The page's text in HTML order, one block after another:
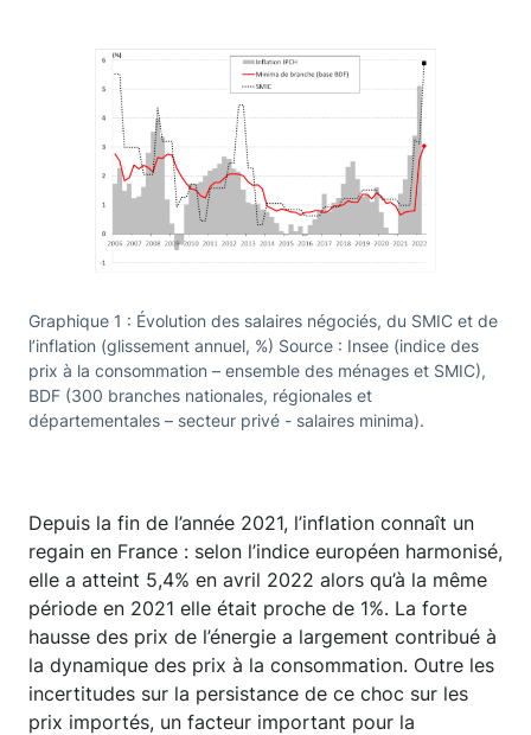
Graphique 1 : Évolution des salaires négociés, du SMIC et de
l’inflation (glissement annuel, %) Source : Insee (indice des
prix à la consommation – ensemble des ménages et SMIC),
BDF (300 branches nationales, régionales et
départementales – secteur privé - salaires minima).
Depuis la fin de l’année 2021, l’inflation connaît un
regain en France : selon l’indice européen harmonisé,
elle a atteint 5,4% en avril 2022 alors qu’à la même
période en 2021 elle était proche de 1%. La forte
hausse des prix de l’énergie a largement contribué à
la dynamique des prix à la consommation. Outre les
incertitudes sur la persistance de ce choc sur les
prix importés, un facteur important pour la